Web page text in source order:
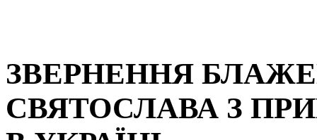
ЗВЕРНЕННЯ
СВЯТОСЛАВА З